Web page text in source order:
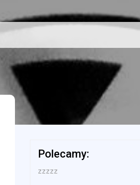
Polecamy:
zzzzz